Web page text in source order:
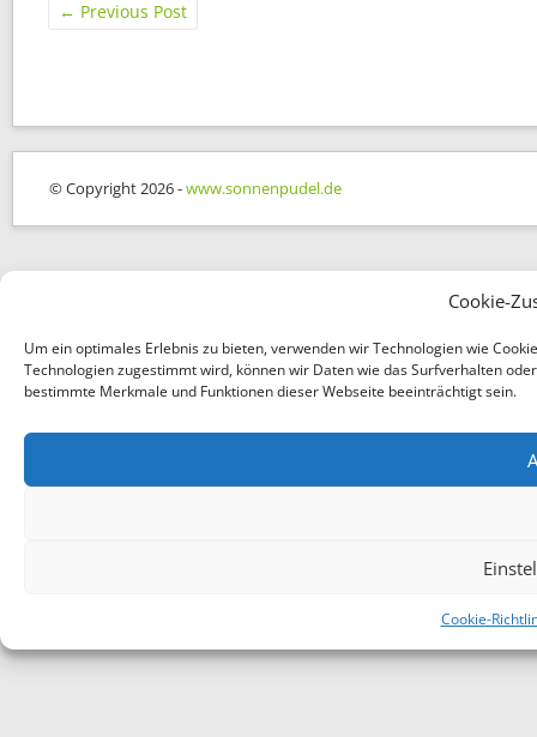
Cookie-
Um ein optimales Erlebnis zu bieten, verwenden wir Technologien wie
Technologien zugestimmt wird, können wir Daten wie das Surfverhalten
bestimmte Merkmale und Funktionen dieser Webseite beeinträchtigt sein.
Cookie-
← Previous Post
© Copyright 2026 -www.sonnenpudel.de